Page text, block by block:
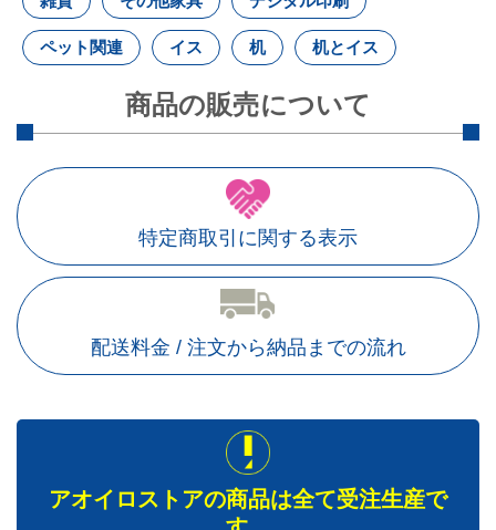
ペット関連 イス 机 机とイス
商品の販売について
特定商取引に関する表示
配送料金 / 注文から納品までの流れ
アオイロストアの商品は全て受注生産で